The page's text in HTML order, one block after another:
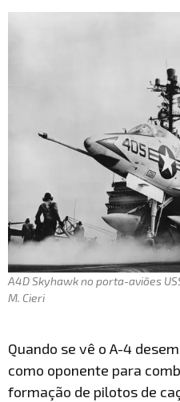
A4D Skyhawk no porta-aviões
M. Cieri
Quando se vê o A-4
como oponente para
formação de pilotos de